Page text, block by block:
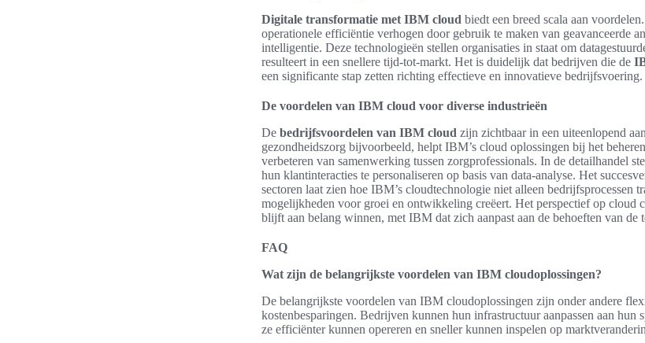
Digitale transformatie met IBM cloud biedt een breed scala aan
operationele efficiëntie verhogen door gebruik te maken van geavanceerde
intelligentie. Deze technologieën stellen organisaties in staat om
resulteert in een snellere tijd-tot-markt. Het is duidelijk dat bedrijven die de
een significante stap zetten richting effectieve en innovatieve bedrijfsvoering.
De voordelen van IBM cloud voor diverse industrieën
De bedrijfsvoordelen van IBM cloud zijn zichtbaar in een uiteenlopend
gezondheidszorg bijvoorbeeld, helpt IBM’s cloud oplossingen bij het
verbeteren van samenwerking tussen zorgprofessionals. In de detailhandel
hun klantinteracties te personaliseren op basis van data-analyse. Het
sectoren laat zien hoe IBM’s cloudtechnologie niet alleen bedrijfsprocessen
mogelijkheden voor groei en ontwikkeling creëert. Het perspectief op cloud
blijft aan belang winnen, met IBM dat zich aanpast aan de behoeften van de
FAQ
Wat zijn de belangrijkste voordelen van IBM cloudoplossingen?
De belangrijkste voordelen van IBM cloudoplossingen zijn onder andere
kostenbesparingen. Bedrijven kunnen hun infrastructuur aanpassen aan hun
ze efficiënter kunnen opereren en sneller kunnen inspelen op